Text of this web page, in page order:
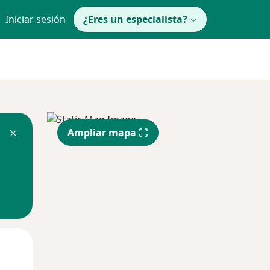
Iniciar sesión ¿Eres un especialista?
Ampliar mapa